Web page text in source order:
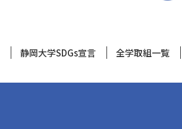
静岡大学SDGs宣言 全学取組一覧